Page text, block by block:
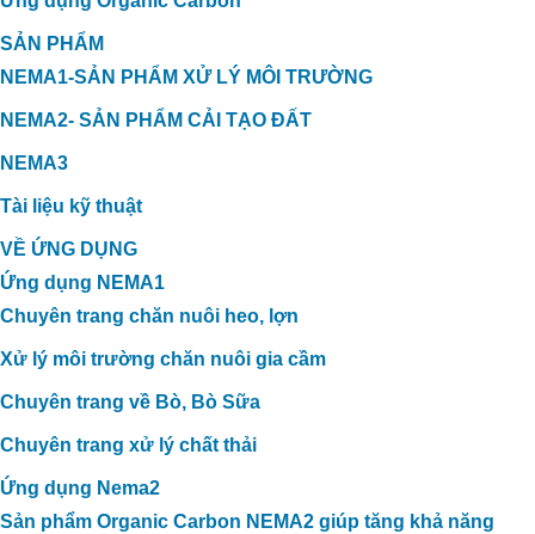
SẢN PHẨM
NEMA1-SẢN PHẨM XỬ LÝ MÔI TRƯỜNG
NEMA2- SẢN PHẨM CẢI TẠO ĐẤT
NEMA3
Tài liệu kỹ thuật
VỀ ỨNG DỤNG
Ứng dụng NEMA1
Chuyên trang chăn nuôi heo, lợn
Xử lý môi trường chăn nuôi gia cầm
Chuyên trang về Bò, Bò Sữa
Chuyên trang xử lý chất thải
Ứng dụng Nema2
Sản phẩm Organic Carbon NEMA2 giúp tăng khả năng